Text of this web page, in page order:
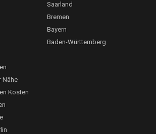
Nähe
Kosten
Saarland
Bremen
Bayern
Baden-Württemberg